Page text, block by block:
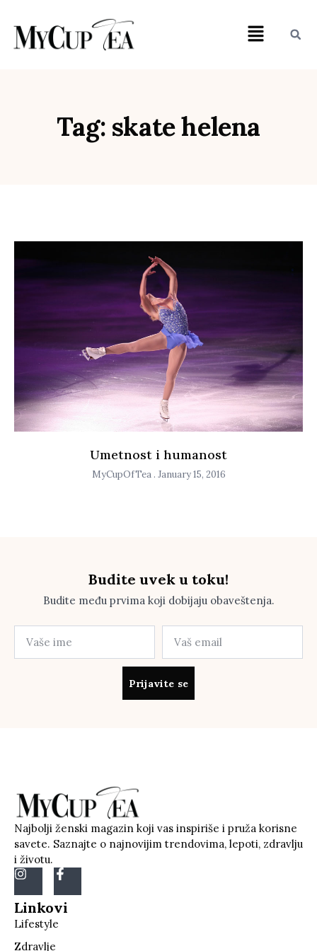
Tag: skate helena
Umetnost i humanost
MyCupOfTea January 15, 2016
Budite uvek u toku!
Budite među prvima koji dobijaju obaveštenja.
Prijavite se
Najbolji ženski magazin koji vas inspiriše i pruža korisne
savete. Saznajte o najnovijim trendovima, lepoti, zdravlju
i životu.
Linkovi
Lifestyle
Zdravlje